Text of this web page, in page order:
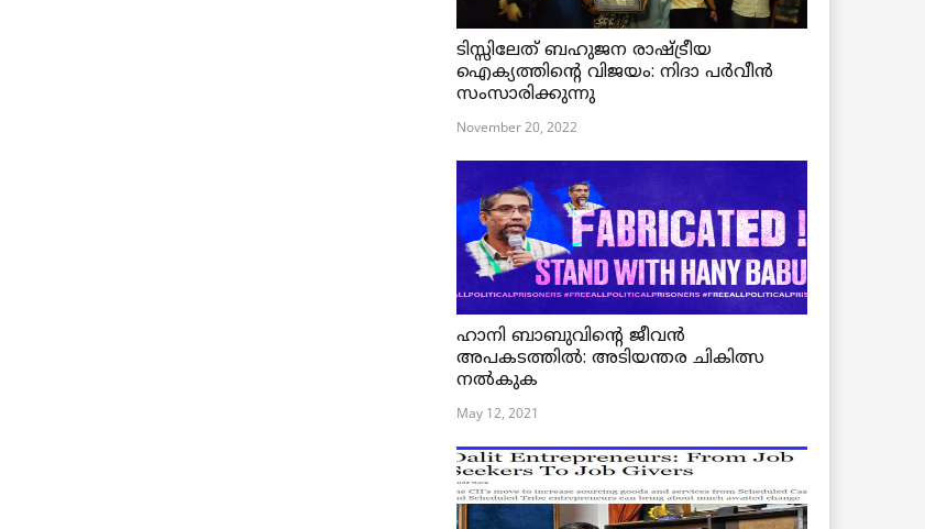
ടിസ്സിലേത് ബഹുജന രാഷ്ട്രീയ
ഐക്യത്തിന്റെ വിജയം: നിദാ പർവീൻ
സംസാരിക്കുന്നു
November 20, 2022
ഹാനി ബാബുവിന്റെ ജീവൻ
അപകടത്തിൽ: അടിയന്തര ചികിത്സ
നൽകുക
May 12, 2021